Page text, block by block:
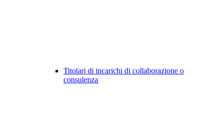
Titolari di incarichi di collaborazione o
consulenza